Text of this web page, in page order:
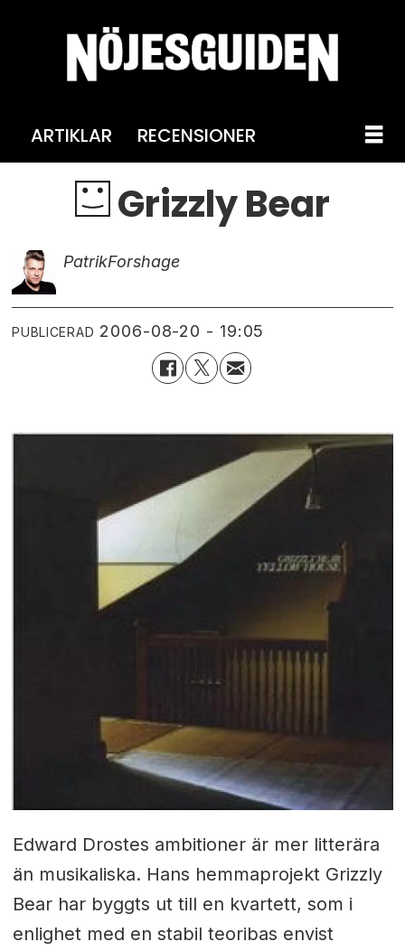
ARTIKLAR RECENSIONER
Grizzly Bear
PatrikForshage
PUBLICERAD 2006-08-20 - 19:05
Edward Drostes ambitioner är mer litterära
än musikaliska. Hans hemmaprojekt Grizzly
Bear har byggts ut till en kvartett, som i
enlighet med en stabil teoribas envist